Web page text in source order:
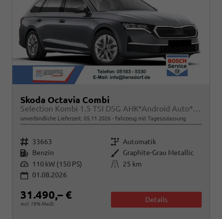
Skoda Octavia Combi
Selection Kombi 1.5 TSI DSG AHK*Android Auto*ACC*SHZ*E-Heck*Keyless*Kamera*2Z Klimaauto
unverbindliche Lieferzeit: 05.11.2026 Fahrzeug mit Tageszulassung
Fahrzeugnr. 33663 Getriebe Automatik
Kraftstoff Benzin Außenfarbe Graphite-Grau Metallic
Leistung 110 kW (150 PS) Kilometerstand
25 km
01.08.2026
31.490,– €
incl. 19% MwSt.
Details